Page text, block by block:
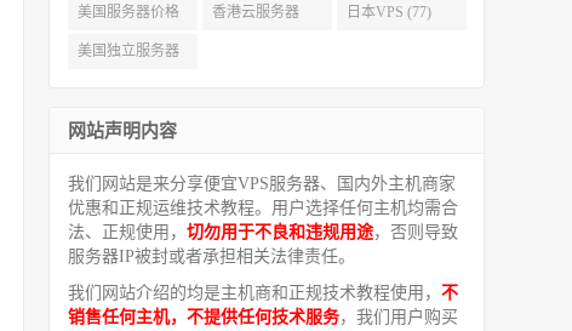
(94) (91)
美国服务器价格
(82)
香港云服务器 日本VPS (77)
美国独立服务器
网站声明内容
我们网站是来分享便宜VPS服务器、国内外主机商家
优惠和正规运维技术教程。用户选择任何主机均需合
法、正规使用， 切勿用于不良和违规用途，否则导致
服务器IP被封或者承担相关法律责任。
我们网站介绍的均是主机商和正规技术教程使用， 不
销售任何主机，不提供任何技术服务，我们用户购买